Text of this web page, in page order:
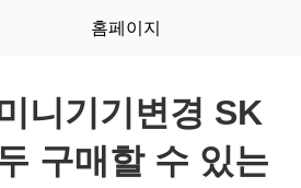
홈페이지
니기기변경 SK
구매할 수 있는